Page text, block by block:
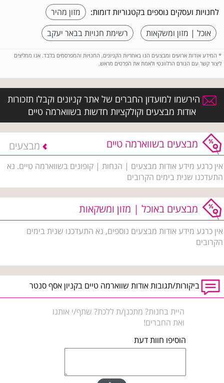
לחנויות ועסקים נוספים בקטגוריות דומות:
מזון מהיר
אוכל | מזון ומשקאות
רשימת חנויות בבאר יעקב
* המידע אודות ארועים ומבצעים הנו באחריות הקניונים, החנויות והמפרסמים בלבד. אנו ממליצים
ליצור קשר עם הגורם הרלוונטי ולאמת את הפרטים מראש.
הירשמו למועדון החברים של אתר קניונים וקבלו תזכורות
אודות מבצעים וקולקציות חדשות בשווארמה טיים
מבצעים בשווארמה טיים מבצעים
אין כרגע מידע אודות מבצעים | הנחות | קופונים בשווארמה טיים. נא
התעדכנו שנית בימים הקרובים
מבצעים באוכל | מזון ומשקאות
אין כרגע מידע אודות מבצעים נוספים, נא התעדכנו שנית בימים
הקרובים
ביקורות/תגובות אודות שווארמה טיים בקניון אסף סנטר
היית בחנות? מתכנן/ת ללכת? שתף/י אותנו
ואת החברים!
הוסיפו חוות דעת